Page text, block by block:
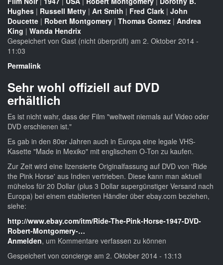
Hughes | Russell Metty | Art Smith | Fred Clark | John
Doucette | Robert Montgomery | Thomas Gomez | Andrea
King | Wanda Hendrix
Gespeichert von Gast (nicht überprüft) am 2. Oktober 2014 -
11:03
Permalink
Sehr wohl offiziell auf DVD
erhältlich
Es ist nicht wahr, dass der Film "weltweit niemals auf Video oder
DVD erschienen ist."
Es gab in den 80er Jahren auch in Europa eine legale VHS-
Kasette "Made in Mexiko" mit englischem O-Ton zu kaufen.
Zur Zeit wird eine lizensierte Originalfassung auf DVD von 'Ride
the Pink Horse' aus Indien vertrieben. Diese kann man aktuell
mühelos für 20 Dollar (plus 3 Dollar supergünstiger Versand nach
Europa) bei einem etablierten Händler über ebay.com beziehen,
siehe:
http://www.ebay.com/itm/Ride-The-Pink-Horse-1947-DVD-
Robert-Montgomery-…
Anmelden, um Kommentare verfassen zu können
Gespeichert von concierge am 2. Oktober 2014 - 13:13